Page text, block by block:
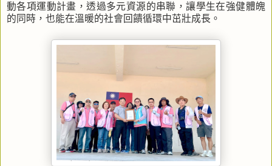
動各項運動計畫，透過多元資源的串聯，讓學生在強健體魄
的同時，也能在溫暖的社會回饋循環中茁壯成長。